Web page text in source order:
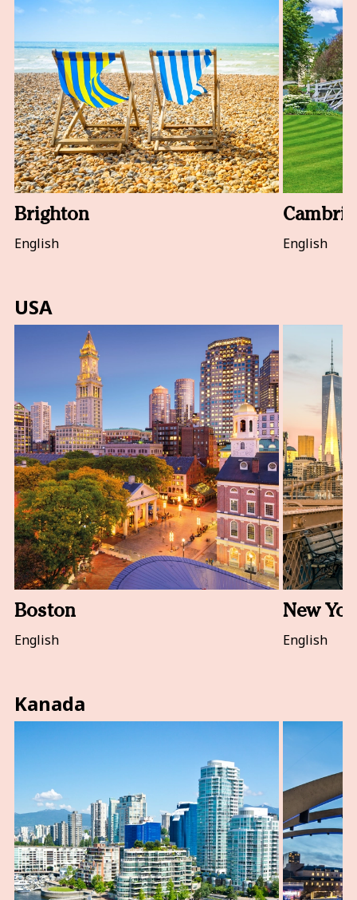
Brighton
English English
USA
Boston
English
New
English
Kanada